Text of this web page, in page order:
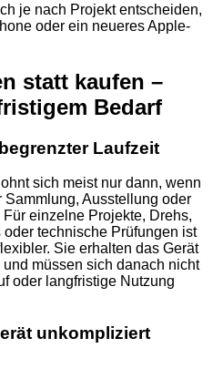
je nach Projekt entscheiden,
oder ein neueres Apple-
statt kaufen –
Bedarf
Laufzeit
sich meist nur dann, wenn
Ausstellung oder
einzelne Projekte, Drehs,
technische Prüfungen ist
Sie erhalten das Gerät
müssen sich danach nicht
oder langfristige Nutzung
unkompliziert